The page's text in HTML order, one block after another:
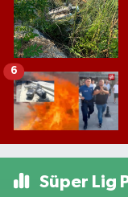
6
Süper Lig